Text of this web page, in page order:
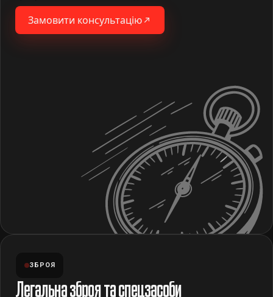
Замовити консультацію
ЗБРОЯ
Легальна зброя та спецзасоби